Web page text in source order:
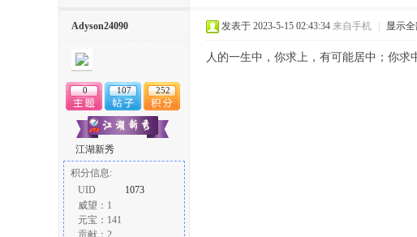
Adyson24090
0 107 252
江湖新秀
积分信息:
UID
1073
威望：1
元宝：141
贡献：2
发表于 2023-5-15 02:43:34 来自手机 显示
人的一生中，你求上，有可能居中；你求